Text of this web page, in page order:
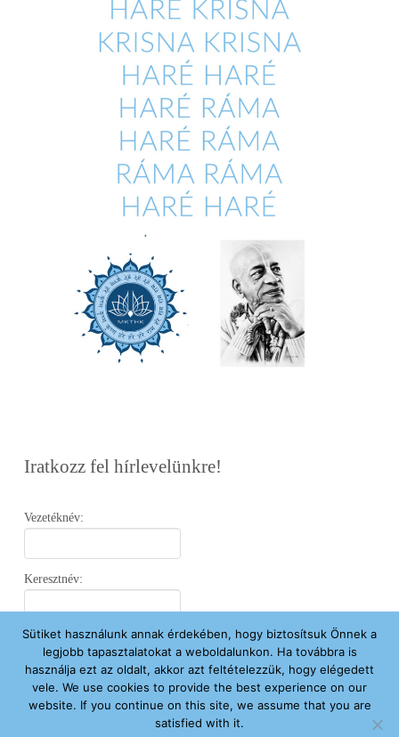
Iratkozz fel hírlevelünkre!
Vezetéknév:
Keresztnév:
Email:
Elfogadom az Adatvédelmi Nyilatkozatot.
Sütiket használunk annak érdekében, hogy biztosítsuk Önnek a
legjobb tapasztalatokat a weboldalunkon. Ha továbbra is
használja ezt az oldalt, akkor azt feltételezzük, hogy elégedett
vele. We use cookies to provide the best experience on our
website. If you continue on this site, we assume that you are
satisfied with it.